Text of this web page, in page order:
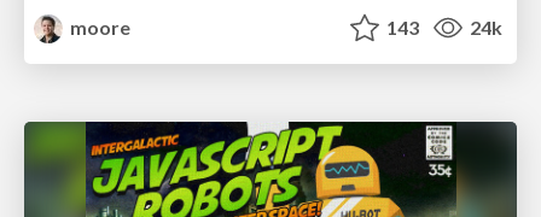
moore
143 24k